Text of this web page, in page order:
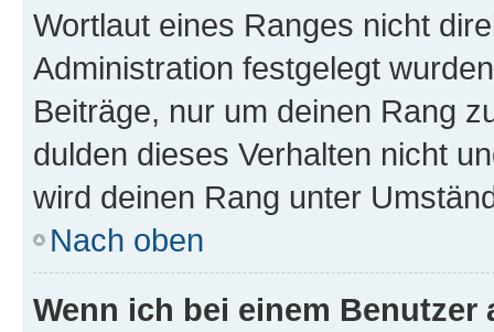
Wortlaut eines Ranges nicht
Administration festgelegt
Beiträge, nur um deinen Rang
dulden dieses Verhalten nicht
wird deinen Rang unter
Nach oben
Wenn ich bei einem